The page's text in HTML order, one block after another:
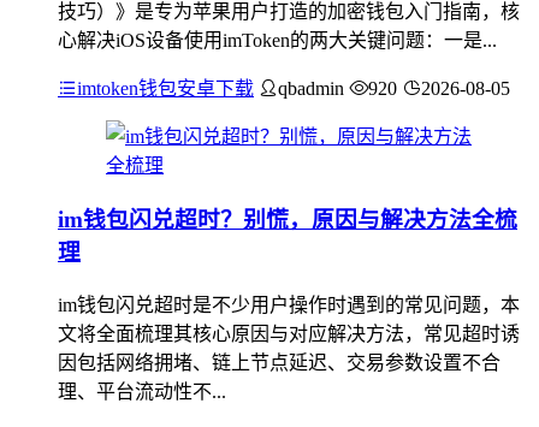
技巧）》是专为苹果用户打造的加密钱包入门指南，核
心解决iOS设备使用imToken的两大关键问题：一是...
imtoken钱包安卓下载 qbadmin 920 2026-08-05
im钱包闪兑超时？别慌，原因与解决方法全梳
理
im钱包闪兑超时是不少用户操作时遇到的常见问题，本
文将全面梳理其核心原因与对应解决方法，常见超时诱
因包括网络拥堵、链上节点延迟、交易参数设置不合
理、平台流动性不...